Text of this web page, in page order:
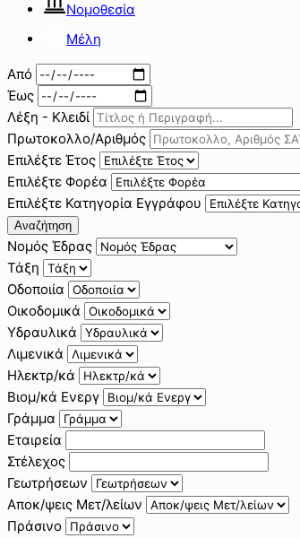
Νομοθεσία
Μέλη
Από
Έως
Λέξη - Κλειδί
Πρωτοκολλο/Αριθμός
Επιλέξτε Έτος
Επιλέξτε Φορέα
Επιλέξτε Κατηγορία Εγγράφου
Αναζήτηση
Νομός Έδρας
Τάξη
Οδοποιία
Οικοδομικά
Υδραυλικά
Λιμενικά
Ηλεκτρ/κά
Βιομ/κά Ενεργ
Γράμμα
Εταιρεία
Στέλεχος
Γεωτρήσεων
Αποκ/ψεις Μετ/λείων
Πράσινο